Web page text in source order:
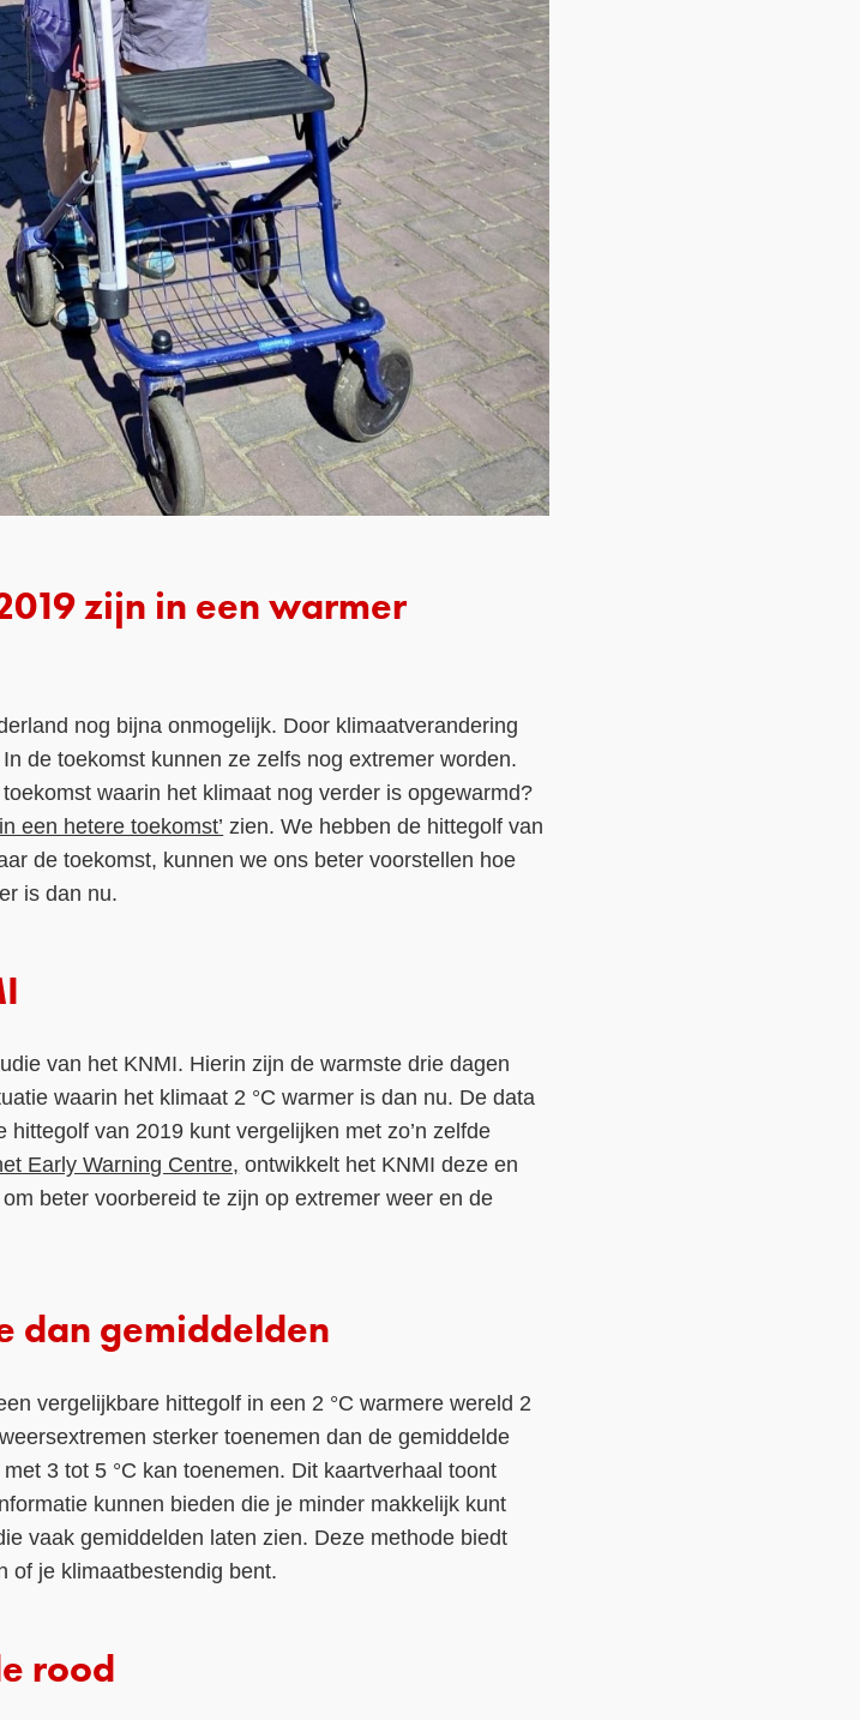
zijn in een warmer
nog bijna onmogelijk. Door klimaatverandering
de toekomst kunnen ze zelfs nog extremer worden.
waarin het klimaat nog verder is opgewarmd?
een hetere toekomst’ zien. We hebben de hittegolf van
de toekomst, kunnen we ons beter voorstellen hoe
is dan nu.
van het KNMI. Hierin zijn de warmste drie dagen
waarin het klimaat 2 °C warmer is dan nu. De data
van 2019 kunt vergelijken met zo’n zelfde
Early Warning Centre, ontwikkelt het KNMI deze en
beter voorbereid te zijn op extremer weer en de
dan gemiddelden
vergelijkbare hittegolf in een 2 °C warmere wereld 2
sterker toenemen dan de gemiddelde
3 tot 5 °C kan toenemen. Dit kaartverhaal toont
kunnen bieden die je minder makkelijk kunt
vaak gemiddelden laten zien. Deze methode biedt
of je klimaatbestendig bent.
rood